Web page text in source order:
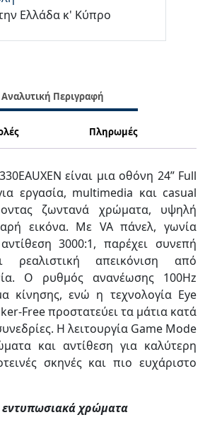
Ελλάδα κ' Κύπρο
Αναλυτική Περιγραφή
Πληρωμές
είναι μια οθόνη 24” Full
εργασία, multimedia και casual
ζωντανά χρώματα, υψηλή
εικόνα. Με VA πάνελ, γωνία
3000:1, παρέχει συνεπή
ρεαλιστική απεικόνιση από
Ο ρυθμός ανανέωσης 100Hz
κίνησης, ενώ η τεχνολογία Eye
Free προστατεύει τα μάτια κατά
Η λειτουργία Game Mode
και αντίθεση για καλύτερη
σκηνές και πιο ευχάριστο
εντυπωσιακά χρώματα